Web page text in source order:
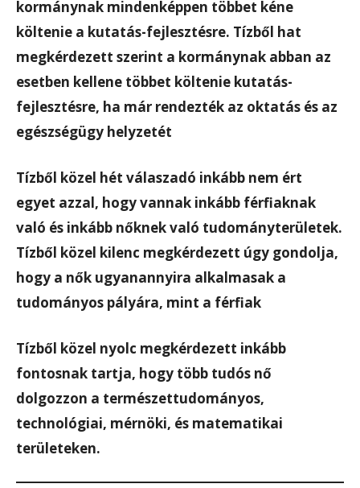
kormánynak mindenképpen többet kéne
költenie a kutatás-fejlesztésre. Tízből hat
megkérdezett szerint a kormánynak abban az
esetben kellene többet költenie kutatás-
fejlesztésre, ha már rendezték az oktatás és az
egészségügy helyzetét
Tízből közel hét válaszadó inkább nem ért
egyet azzal, hogy vannak inkább férfiaknak
való és inkább nőknek való tudományterületek.
Tízből közel kilenc megkérdezett úgy gondolja,
hogy a nők ugyanannyira alkalmasak a
tudományos pályára, mint a férfiak
Tízből közel nyolc megkérdezett inkább
fontosnak tartja, hogy több tudós nő
dolgozzon a természettudományos,
technológiai, mérnöki, és matematikai
területeken.